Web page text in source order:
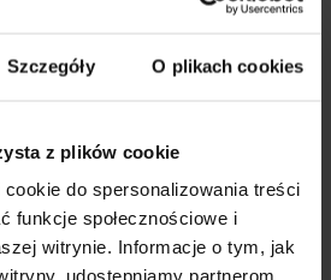
Szczegóły O plikach cookies
z plików cookie
do spersonalizowania treści
funkcje społecznościowe i
witrynie. Informacje o tym, jak
udostępniamy partnerom
cutânea, 10 g